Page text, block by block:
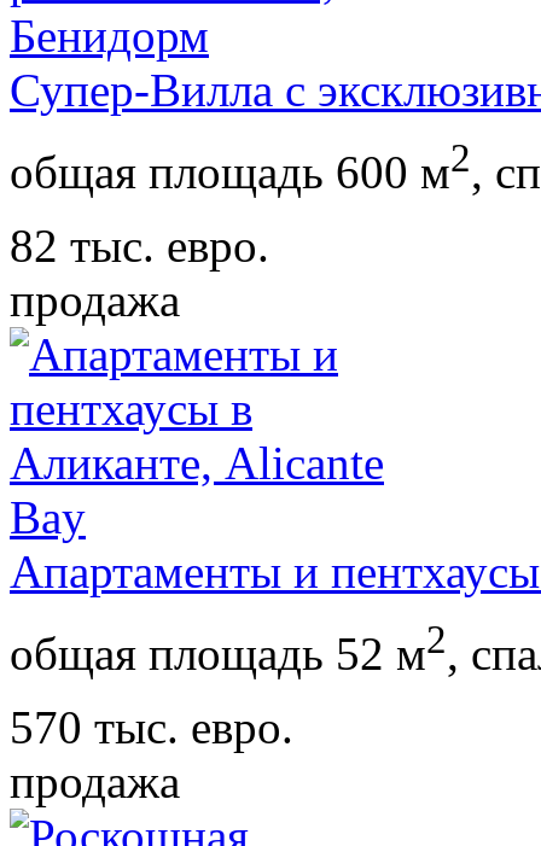
Супер-Вилла с
общая площадь 600 м2,
82 тыс. евро.
продажа
Апартаменты и
общая площадь 52 м2,
570 тыс. евро.
продажа